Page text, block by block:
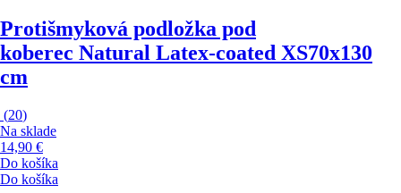
Protišmyková podložka pod
koberec Natural Latex-coated XS70x130
cm
(20)
Na sklade
14,90 €
Do košíka
Do košíka